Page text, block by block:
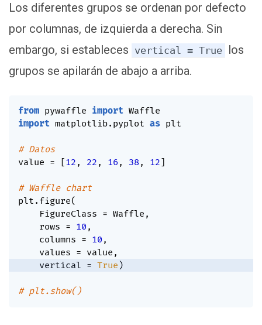
Los diferentes grupos se ordenan por defecto
por columnas, de izquierda a derecha. Sin
embargo, si estableces vertical = True los
grupos se apilarán de abajo a arriba.
from pywaffle import
import matplotlib. pyplot as plt
# Datos
value = [12 , 22 , 16 , 38, 12]
# Waffle chart
plt . figure(
    FigureClass
= Waffle ,
    rows
= 10 ,
    columns
= 10 ,
    values
= value ,
    vertical
= True )
# plt.show()